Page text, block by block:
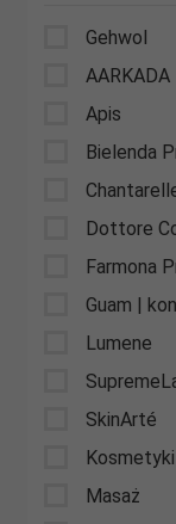
Gehwol
AARKADA
Apis
Bielenda
Dottore
Farmona
Guam |
Lumene
SkinArté
Masaż